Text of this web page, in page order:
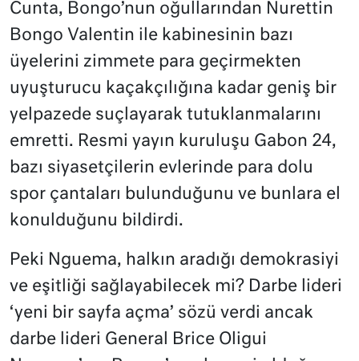
Cunta, Bongo’nun oğullarından Nurettin
Bongo Valentin ile kabinesinin bazı
üyelerini zimmete para geçirmekten
uyuşturucu kaçakçılığına kadar geniş bir
yelpazede suçlayarak tutuklanmalarını
emretti. Resmi yayın kuruluşu Gabon 24,
bazı siyasetçilerin evlerinde para dolu
spor çantaları bulunduğunu ve bunlara el
konulduğunu bildirdi.
Peki Nguema, halkın aradığı demokrasiyi
ve eşitliği sağlayabilecek mi? Darbe lideri
‘yeni bir sayfa açma’ sözü verdi ancak
darbe lideri General Brice Oligui